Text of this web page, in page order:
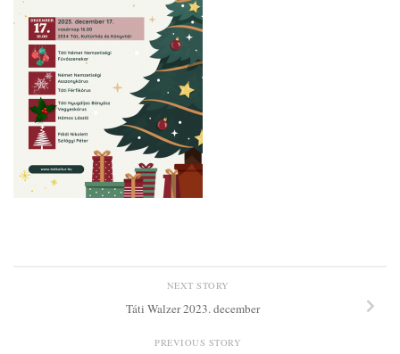
NEXT STORY
Táti Walzer 2023. december
PREVIOUS STORY